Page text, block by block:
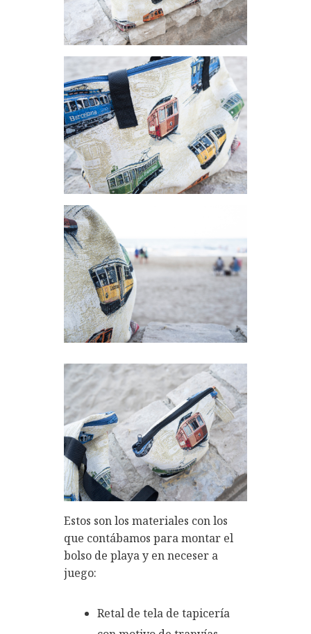
Estos son los materiales con los
que contábamos para montar el
bolso de playa y en neceser a
juego:
Retal de tela de tapicería